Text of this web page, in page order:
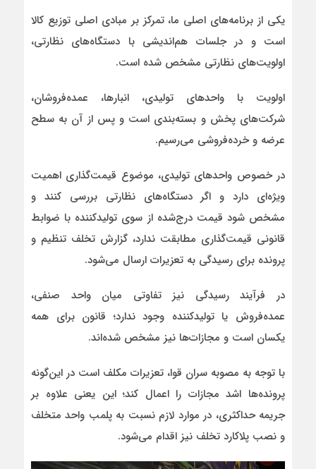
یکی از برنامه‌های اصلی ما، تمرکز بر مبادی اصلی توزیع کالا
است و در جلسات هم‌اندیشی با دستگاه‌های نظارتی،
اولویت‌های نظارتی مشخص شده است.
اولویت با واحدهای تولیدی، انبارها، عمده‌فروشان،
شرکت‌های پخش و بسته‌بندی است و پس از آن به سطح
عرضه و خرده‌فروشی می‌رسیم.
در خصوص واحدهای تولیدی، موضوع قیمت‌گذاری اهمیت
ویژه‌ای دارد و اگر دستگاه‌های نظارتی بررسی کنند و
مشخص شود قیمت درج‌شده از سوی تولیدکننده با ضوابط
قانونی قیمت‌گذاری مطابقت ندارد، گزارش تخلف تنظیم و
پرونده برای رسیدگی به تعزیرات ارسال می‌شود.
در فرآیند رسیدگی نیز تفاوتی میان واحد صنفی،
عمده‌فروش یا تولیدکننده وجود ندارد؛ قانون برای همه
یکسان است و مجازات‌ها نیز مشخص شده‌اند.
با توجه به مصوبه سران قوا، تعزیرات مکلف است در این‌گونه
پرونده‌ها اشد مجازات را اعمال کند؛ این یعنی علاوه بر
جریمه حداکثری، در موارد لازم نسبت به پلمب واحد متخلف
و نصب پلاکارد تخلف نیز اقدام می‌شود.